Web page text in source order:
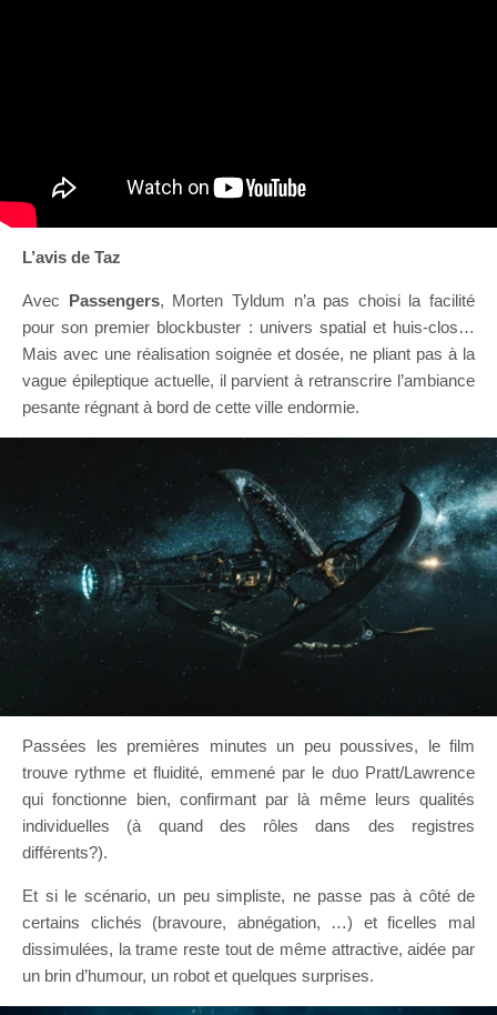
L’avis de Taz
Avec Passengers, Morten Tyldum n’a pas choisi la facilité
pour son premier blockbuster : univers spatial et huis-clos…
Mais avec une réalisation soignée et dosée, ne pliant pas à la
vague épileptique actuelle, il parvient à retranscrire l’ambiance
pesante régnant à bord de cette ville endormie.
Passées les premières minutes un peu poussives, le film
trouve rythme et fluidité, emmené par le duo Pratt/Lawrence
qui fonctionne bien, confirmant par là même leurs qualités
individuelles (à quand des rôles dans des registres
différents?).
Et si le scénario, un peu simpliste, ne passe pas à côté de
certains clichés (bravoure, abnégation, …) et ficelles mal
dissimulées, la trame reste tout de même attractive, aidée par
un brin d’humour, un robot et quelques surprises.